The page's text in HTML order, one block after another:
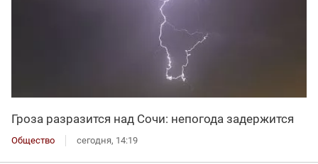
Гроза разразится над Сочи: непогода задержится
Общество сегодня, 14:19